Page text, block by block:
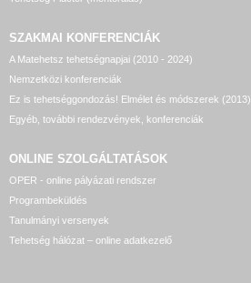
SZAKMAI KONFERENCIÁK
A Matehetsz tehetségnapjai (2010 - 2024)
Nemzetközi konferenciák
Ez is tehetséggondozás! Elmélet és módszerek (2013)
Egyéb, további rendezvények, konferenciák
ONLINE SZOLGÁLTATÁSOK
OPER - online pályázati rendszer
Programbeküldés
Tanulmányi versenyek
Tehetség hálózat – online adatkezelő